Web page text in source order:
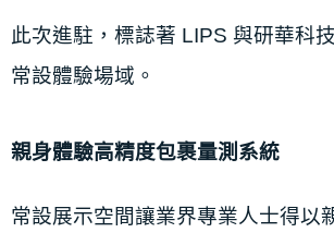
此次進駐，標誌著 LIPS 與研華科
常設體驗場域。
親身體驗高精度包裹量測系統
常設展示空間讓業界專業人士得以